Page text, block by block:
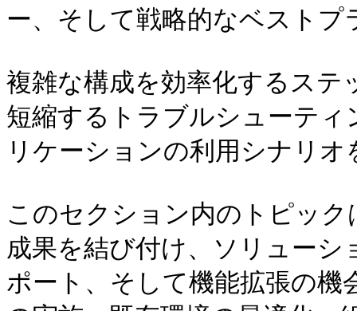
ー、そして戦略的なベスト
複雑な構成を効率化するステ
短縮するトラブルシューテ
リケーションの利用シナリ
このセクション内のトピッ
成果を結び付け、ソリュー
ポート、そして機能拡張の機